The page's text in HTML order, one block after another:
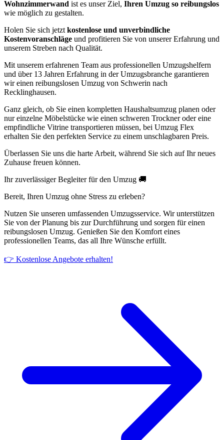
Wohnzimmerwand ist es unser Ziel, Ihren Umzug so reibungslos
wie möglich zu gestalten.
Holen Sie sich jetzt kostenlose und unverbindliche
Kostenvoranschläge und profitieren Sie von unserer Erfahrung und
unserem Streben nach Qualität.
Mit unserem erfahrenen Team aus professionellen Umzugshelfern
und über 13 Jahren Erfahrung in der Umzugsbranche garantieren
wir einen reibungslosen Umzug von Schwerin nach
Recklinghausen.
Ganz gleich, ob Sie einen kompletten Haushaltsumzug planen oder
nur einzelne Möbelstücke wie einen schweren Trockner oder eine
empfindliche Vitrine transportieren müssen, bei Umzug Flex
erhalten Sie den perfekten Service zu einem unschlagbaren Preis.
Überlassen Sie uns die harte Arbeit, während Sie sich auf Ihr neues
Zuhause freuen können.
Ihr zuverlässiger Begleiter für den Umzug 🚚
Bereit, Ihren Umzug ohne Stress zu erleben?
Nutzen Sie unseren umfassenden Umzugsservice. Wir unterstützen
Sie von der Planung bis zur Durchführung und sorgen für einen
reibungslosen Umzug. Genießen Sie den Komfort eines
professionellen Teams, das all Ihre Wünsche erfüllt.
👉 Kostenlose Angebote erhalten!